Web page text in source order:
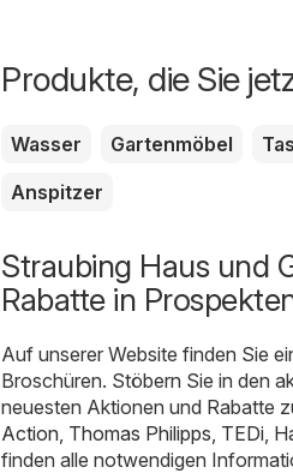
Produkte, die Sie
Wasser Gartenmöbel
Anspitzer
Straubing Haus und
Rabatte in
Auf unserer Website finden Sie
Broschüren. Stöbern Sie in den
neuesten Aktionen und Rabatte
Action Thomas Philipps TEDi
finden alle notwendigen